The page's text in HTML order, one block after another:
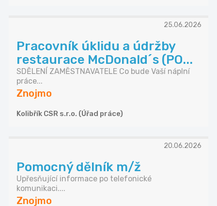
25.06.2026
Pracovník úklidu a údržby
restaurace McDonald´s (PO...
SDĚLENÍ ZAMĚSTNAVATELE Co bude Vaší náplní
práce...
Znojmo
Kolibřík CSR s.r.o. (Úřad práce)
20.06.2026
Pomocný dělník m/ž
Upřesňující informace po telefonické
komunikaci....
Znojmo